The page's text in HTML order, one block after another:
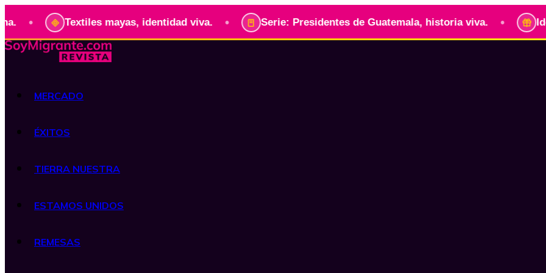
Textiles mayas, identidad viva. • Serie: Presidentes de Guatemala, historia viva. • Identidad
MERCADO
ÉXITOS
TIERRA NUESTRA
ESTAMOS UNIDOS
REMESAS